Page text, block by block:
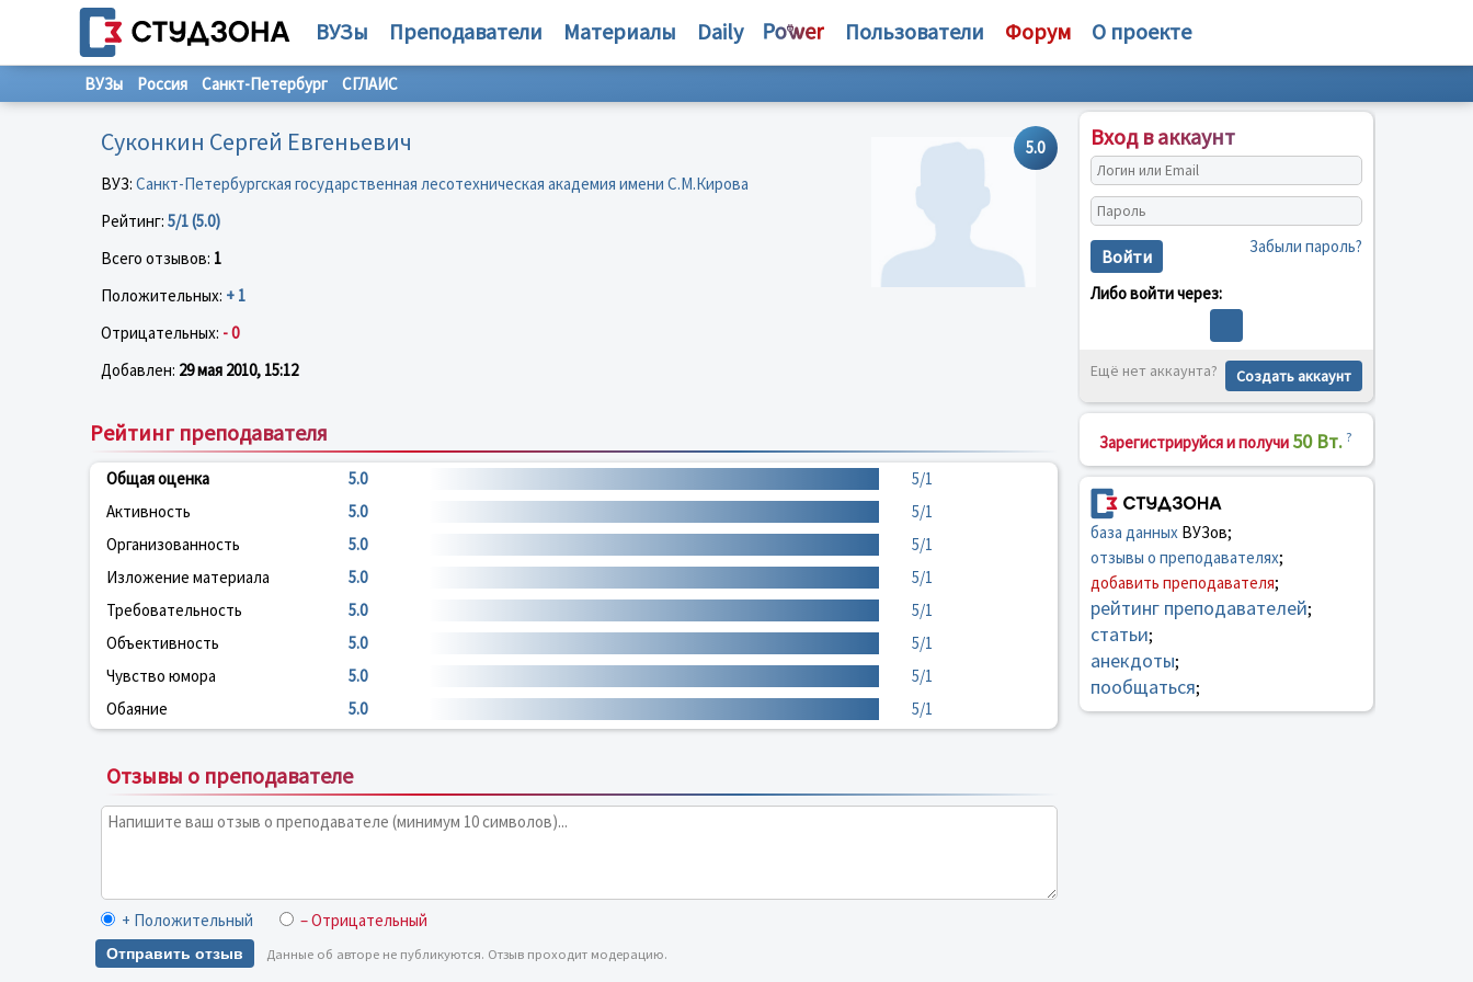
ВУЗы Преподаватели Материалы Daily Пользователи Форум О проекте
ВУЗы Россия Санкт-Петербург СГЛАИС
5.0
Суконкин Сергей Евгеньевич
ВУЗ: Санкт-Петербургская государственная лесотехническая академия имени С.М.Кирова
Рейтинг: 5/1 (5.0)
Всего отзывов: 1
Положительных: + 1
Отрицательных: - 0
Добавлен: 29 мая 2010, 15:12
Рейтинг преподавателя
Общая оценка 5.0
5/1
Активность
5.0
5/1
Организованность
5.0
5/1
Изложение материала
5.0
5/1
Требовательность
5.0
5/1
Объективность
5.0
5/1
Чувство юмора
5.0
5/1
Обаяние
5.0 5/1
Отзывы о преподавателе
+ Положительный – Отрицательный
Отправить отзыв Данные об авторе не публикуются. Отзыв проходит модерацию.
Вход в аккаунт
Войти Забыли пароль?
Либо войти через:
Ещё нет аккаунта? Создать аккаунт
Зарегистрируйся и получи 50 Вт. ?
база данныхВУЗов;
отзывы о преподавателях;
добавить преподавателя;
рейтинг преподавателей;
статьи;
анекдоты;
пообщаться;